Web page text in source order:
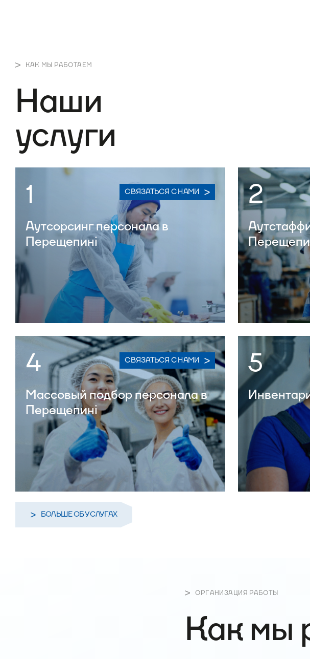
КАК МЫ РАБОТАЕМ
Наши
услуги
1 СВЯЗАТЬСЯ С НАМИ
Аутсорсинг персонала в
Перещепині
2
4 СВЯЗАТЬСЯ С НАМИ
Массовый подбор персонала в
Перещепині
5
БОЛЬШЕ ОБ УСЛУГАХ
ОРГАНИЗАЦИЯ РАБОТЫ
Как мы